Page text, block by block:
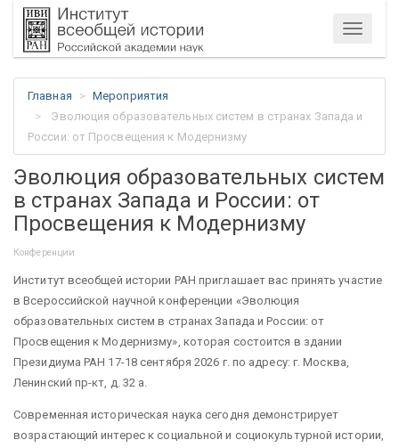
Меню
Главная
Мероприятия
Эволюция образовательных систем в странах Запада и
России: от Просвещения к Модернизму
Эволюция образовательных систем
в странах Запада и России: от
Просвещения к Модернизму
Конференции
Институт всеобщей истории РАН приглашает вас принять участие
в Всероссийской научной конференции «Эволюция
образовательных систем в странах Запада и России: от
Просвещения к Модернизму», которая состоится в здании
Президиума РАН 17-18 сентября 2026 г. по адресу: г. Москва,
Ленинский пр-кт, д. 32 а.
Современная историческая наука сегодня демонстрирует
возрастающий интерес к социальной и социокультурной истории,